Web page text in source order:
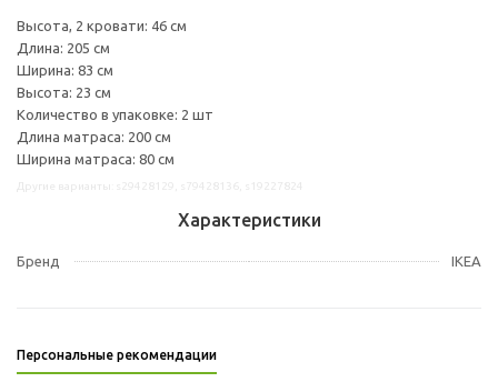
Высота, 2 кровати: 46 см
Длина: 205 см
Ширина: 83 см
Высота: 23 см
Количество в упаковке: 2 шт
Длина матраса: 200 см
Ширина матраса: 80 см
Характеристики
Бренд IKEA
Персональные рекомендации